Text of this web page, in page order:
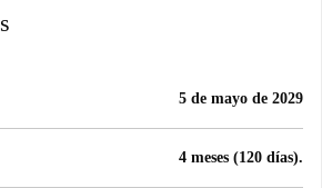
5 de mayo de 2029
4 meses (120 días).